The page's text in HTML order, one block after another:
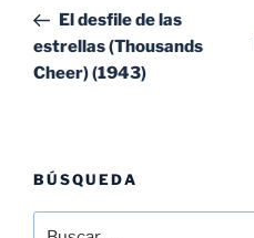
entradas
anterior:
El desfile de las
estrellas (Thousands
Cheer) (1943)
BÚSQUEDA